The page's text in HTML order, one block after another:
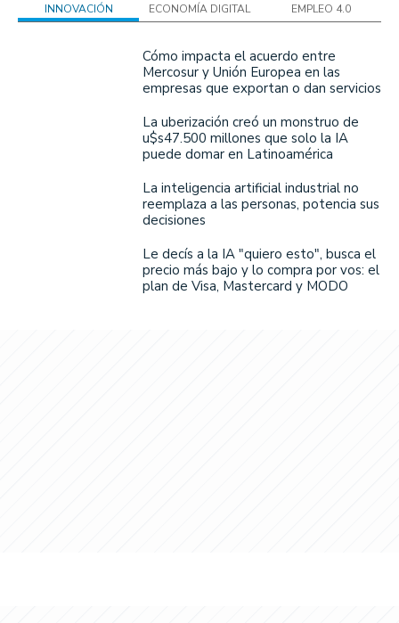
INNOVACIÓN ECONOMÍA DIGITAL EMPLEO 4.0
Cómo impacta el acuerdo entre
Mercosur y Unión Europea en las
empresas que exportan o dan servicios
La uberización creó un monstruo de
u$s47.500 millones que solo la IA
puede domar en Latinoamérica
La inteligencia artificial industrial no
reemplaza a las personas, potencia sus
decisiones
Le decís a la IA "quiero esto", busca el
precio más bajo y lo compra por vos: el
plan de Visa, Mastercard y MODO